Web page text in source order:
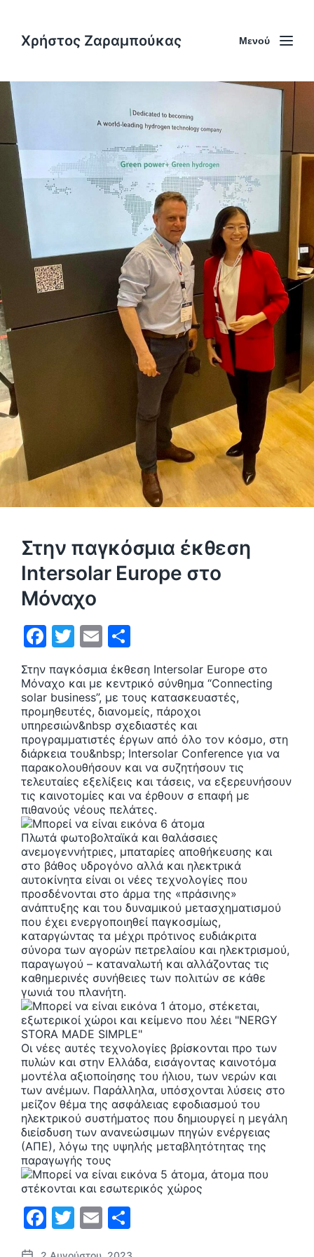
Χρήστος Ζαραμπούκας Μενού
Στην παγκόσμια έκθεση
Intersolar Europe στο
Μόναχο
F
c
e
b
o
o
k
T
w
itt
er
E
m
ai
l
ρ
α
σ
τε
ίτ
ε
Στην παγκόσμια έκθεση Intersolar Europe στο
Μόναχο και με κεντρικό σύνθημα “Connecting
solar business”, με τους κατασκευαστές,
προμηθευτές, διανομείς, πάροχοι
υπηρεσιών&nbsp σχεδιαστές και
προγραμματιστές έργων από όλο τον κόσμο, στη
διάρκεια τoυ&nbsp; Intersolar Conference για να
παρακολουθήσουν και να συζητήσουν τις
τελευταίες εξελίξεις και τάσεις, να εξερευνήσουν
τις καινοτομίες και να έρθουν σ επαφή με
πιθανούς νέους πελάτες.
Πλωτά φωτοβολταϊκά και θαλάσσιες
ανεμογεννήτριες, μπαταρίες αποθήκευσης και
στο βάθος υδρογόνο αλλά και ηλεκτρικά
αυτοκίνητα είναι οι νέες τεχνολογίες που
προσδένονται στο άρμα της «πράσινης»
ανάπτυξης και του δυναμικού μετασχηματισμού
που έχει ενεργοποιηθεί παγκοσμίως,
καταργώντας τα μέχρι πρότινος ευδιάκριτα
σύνορα των αγορών πετρελαίου και ηλεκτρισμού,
παραγωγού – καταναλωτή και αλλάζοντας τις
καθημερινές συνήθειες των πολιτών σε κάθε
γωνιά του πλανήτη.
Οι νέες αυτές τεχνολογίες βρίσκονται προ των
πυλών και στην Ελλάδα, εισάγοντας καινοτόμα
μοντέλα αξιοποίησης του ήλιου, των νερών και
των ανέμων. Παράλληλα, υπόσχονται λύσεις στο
μείζον θέμα της ασφάλειας εφοδιασμού του
ηλεκτρικού συστήματος που δημιουργεί η μεγάλη
διείσδυση των ανανεώσιμων πηγών ενέργειας
(ΑΠΕ), λόγω της υψηλής μεταβλητότητας της
παραγωγής τους
F
T
E